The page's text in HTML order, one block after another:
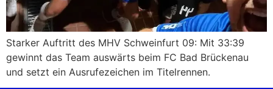
Starker Auftritt des MHV Schweinfurt 09: Mit 33:39
gewinnt das Team auswärts beim FC Bad Brückenau
und setzt ein Ausrufezeichen im Titelrennen.